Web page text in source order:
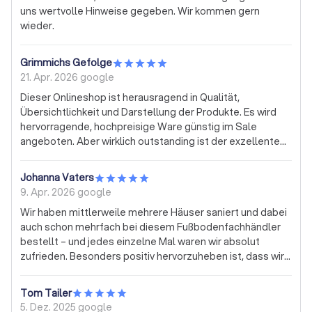
uns wertvolle Hinweise gegeben. Wir kommen gern
wieder.
Grimmichs Gefolge
21. Apr. 2026 google
Dieser Onlineshop ist herausragend in Qualität,
Übersichtlichkeit und Darstellung der Produkte. Es wird
hervorragende, hochpreisige Ware günstig im Sale
angeboten. Aber wirklich outstanding ist der exzellente
nicht mehr: Der von mir bestellte Vinyl-Klick-Bodenbelag
war nicht mehr lieferbar und auch der Hersteller hatte
nichts mehr auf Lager. Daraufhin wurde mir ein ähnlicher
Bodenbelag, jedoch deutlich teurer, angeboten.
.....Trommelwirbel.... zum gleichen Preis wie den von mir
bestelltem. Ich war fassungslos, dass es heute solch eine
Kulanz noch gibt. Ähnliches ist mir bei Onlinebestellungen
Monaten defekt. Immer gab es Ärger, Ausreden, etc.
Obwohl ich rechtlich auf der sicheren Seite war, fängt man
Johanna Vaters
9. Apr. 2026 google
Wir haben mittlerweile mehrere Häuser saniert und dabei
auch schon mehrfach bei diesem Fußbodenfachhändler
bestellt – und jedes einzelne Mal waren wir absolut
zufrieden. Besonders positiv hervorzuheben ist, dass wir
Muster erhalten haben. Das hat die Auswahl enorm
erleichtert und zeigt schon im ersten Schritt, wie
Tom Tailer
5. Dez. 2025 google